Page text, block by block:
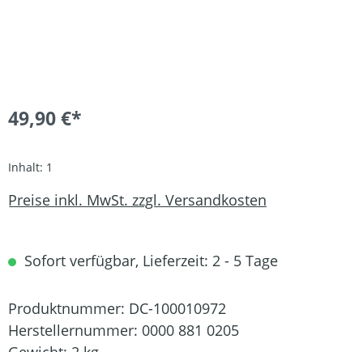
49,90 €*
Inhalt: 1
Preise inkl. MwSt. zzgl. Versandkosten
Sofort verfügbar, Lieferzeit: 2 - 5 Tage
Produktnummer: DC-100010972
Herstellernummer: 0000 881 0205